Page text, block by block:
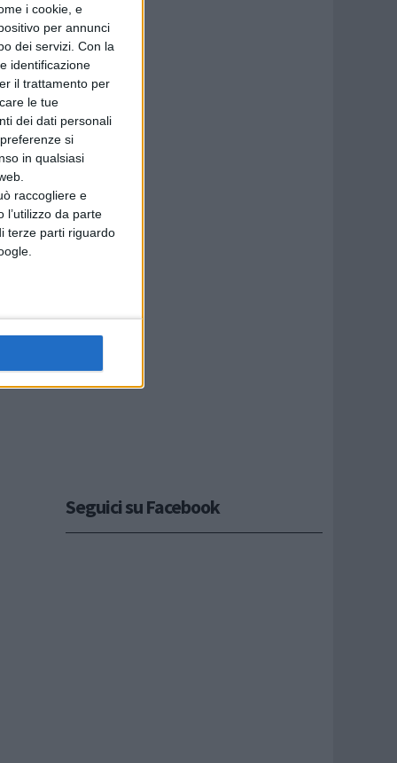
i cookie, e
per annunci
dei servizi. Con la
identificazione
il trattamento per
le tue
dei dati personali
si
in qualsiasi
raccogliere e
da parte
terze parti riguardo
la
Seguici su Facebook